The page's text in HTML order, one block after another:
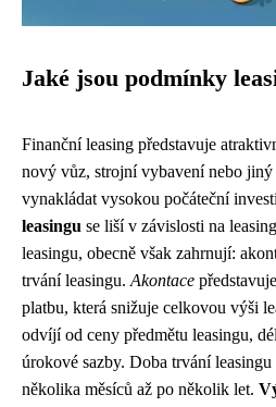
Jaké jsou podmínky
Finanční leasing představuje
nový vůz, strojní vybavení nebo jiný
vynakládat vysokou počáteční
leasingu se liší v závislosti na
leasingu, obecně však zahrnují:
trvání leasingu. Akontace
platbu, která snižuje celkovou výši
odvíjí od ceny předmětu leasingu,
úrokové sazby. Doba trvání
několika měsíců až po několik let.